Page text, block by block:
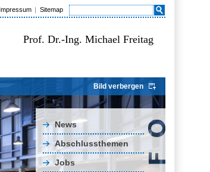
Impressum Sitemap
Prof. Dr.-Ing. Michael Freitag
Bild verbergen
News
Abschlussthemen
Jobs